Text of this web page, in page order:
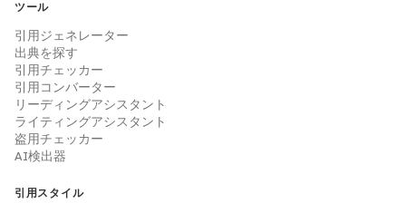
ツール
引用ジェネレーター
出典を探す
引用チェッカー
引用コンバーター
リーディングアシスタント
ライティングアシスタント
盗用チェッカー
AI検出器
引用スタイル